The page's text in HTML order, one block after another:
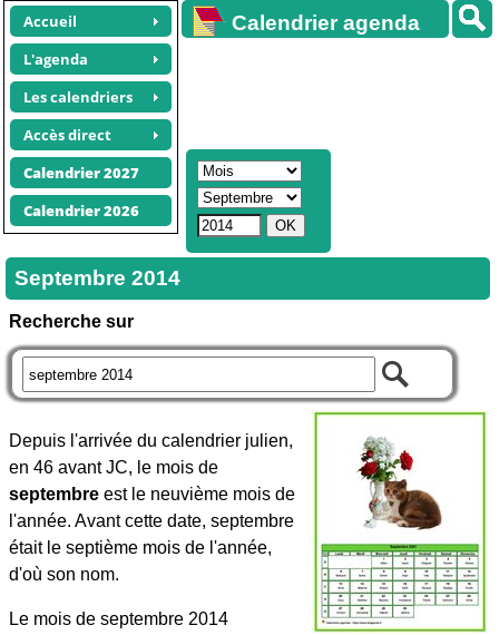
Accueil
L'agenda
Les calendriers
Accès direct
Calendrier 2027
Calendrier 2026
Calendrier agenda
Septembre 2014
Recherche sur
Depuis l'arrivée du calendrier julien,
en 46 avant JC, le mois de
septembre est le neuvième mois de
l'année. Avant cette date, septembre
était le septième mois de l'année,
d'où son nom.
Le mois de septembre 2014